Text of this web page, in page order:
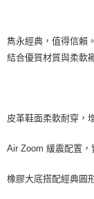
雋永經典，值得信賴
結合優質材質與柔軟
皮革鞋面柔軟耐穿，
Air Zoom 緩震配置
橡膠大底搭配經典圓